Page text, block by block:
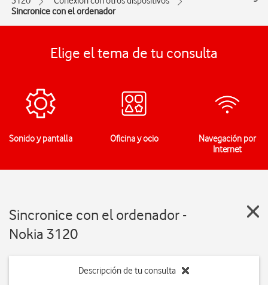
Sincronice con el ordenador
Elige el tema de tu consulta
Sonido y pantalla Oficina y ocio
Navegación por
Internet
Sincronice con el ordenador -
Nokia 3120
Descripción de tu consulta